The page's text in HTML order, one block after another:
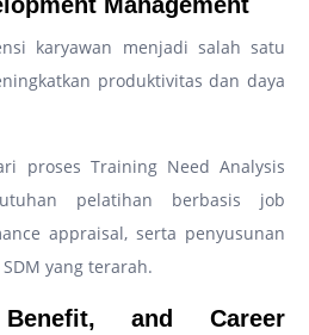
karyawan menjadi salah satu
produktivitas dan daya
proses Training Need Analysis
pelatihan berbasis job
appraisal, serta penyusunan
yang terarah.
Benefit, and Career